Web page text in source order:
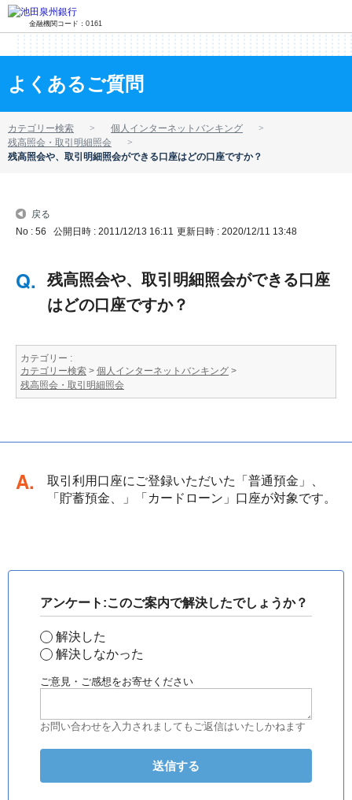
金融機関コード：0161
よくあるご質問
カテゴリー検索
個人インターネットバンキング
残高照会・取引明細照会
残高照会や、取引明細照会ができる口座はどの口座ですか？
戻る
No : 56 公開日時 : 2011/12/13 16:11 更新日時 : 2020/12/11 13:48
残高照会や、取引明細照会ができる口座
はどの口座ですか？
カテゴリー :
カテゴリー検索 > 個人インターネットバンキング >
残高照会・取引明細照会
回答
取引利用口座にご登録いただいた「普通預金」、
「貯蓄預金、」「カードローン」口座が対象です。
アンケート:このご案内で解決したでしょうか？
解決した
解決しなかった
ご意見・ご感想をお寄せください
お問い合わせを入力されましてもご返信はいたしかねます